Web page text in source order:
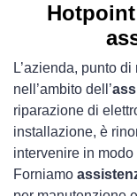
L’azienda, punto
nell’ambito dell’
riparazione di
installazione, è
intervenire in
Forniamo